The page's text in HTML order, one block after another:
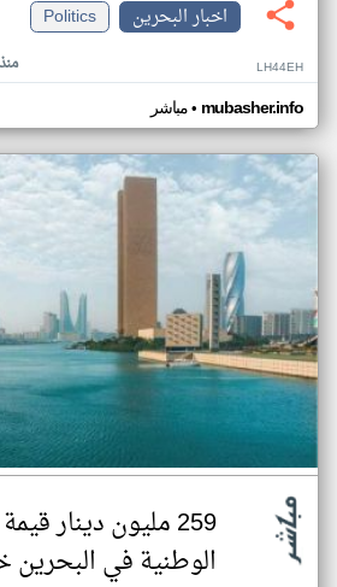
اخبار البحرين
Politics
منذ ٢١ LH44EH
مباشر• mubasher.info
259 مليون دينار
الوطنية في البحرين